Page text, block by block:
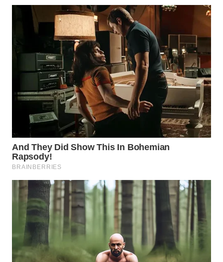
WN
CIREBON
WN
INDRAMAYU
WN
KUNINGAN
WN
SUBANG
WN
SUKABUMI
WN
PURWAKARTA